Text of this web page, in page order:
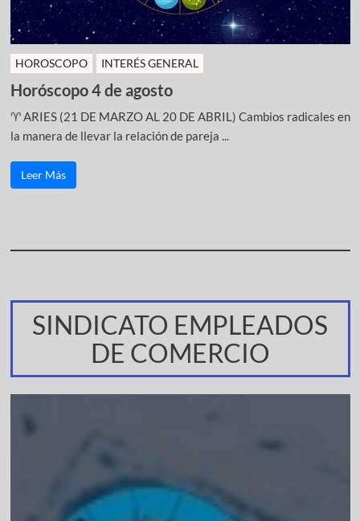
HOROSCOPO INTERÉS GENERAL
Horóscopo 4 de agosto
♈ ARIES (21 DE MARZO AL 20 DE ABRIL) Cambios radicales en
la manera de llevar la relación de pareja ...
Leer Más
SINDICATO EMPLEADOS
DE COMERCIO